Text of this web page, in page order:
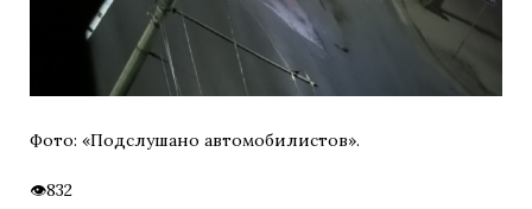
Фото: «Подслушано автомобилистов».
832